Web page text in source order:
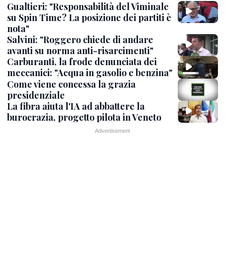
Gualtieri: "Responsabilità del Viminale
su Spin Time? La posizione dei partiti è
nota"
Salvini: "Roggero chiede di andare
avanti su norma anti-risarcimenti"
Carburanti, la frode denunciata dei
meccanici: "Acqua in gasolio e benzina"
Come viene concessa la grazia
presidenziale
La fibra aiuta l'IA ad abbattere la
burocrazia, progetto pilota in Veneto